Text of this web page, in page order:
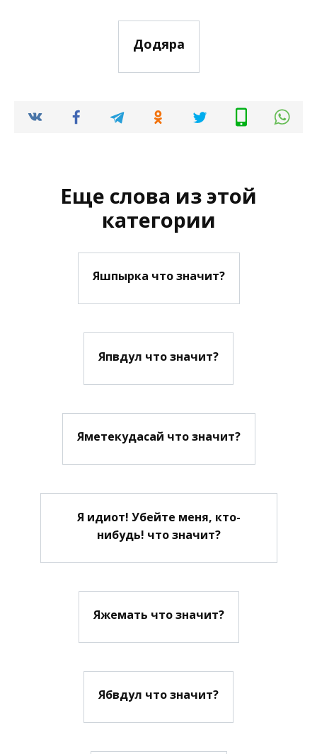
Додяра
Еще слова из этой
категории
Яшпырка что значит?
Япвдул что значит?
Яметекудасай что значит?
Я идиот! Убейте меня, кто-
нибудь! что значит?
Яжемать что значит?
Ябвдул что значит?